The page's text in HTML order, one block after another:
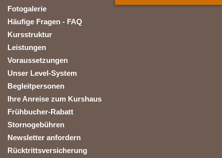
Fotogalerie
Häufige Fragen - FAQ
Kursstruktur
Leistungen
Voraussetzungen
Unser Level-System
Begleitpersonen
Ihre Anreise zum Kurshaus
Frühbucher-Rabatt
Stornogebühren
Newsletter anfordern
Rücktrittsversicherung